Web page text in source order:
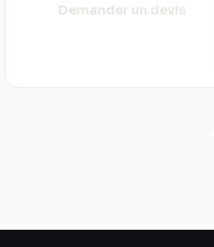
Demander un devis